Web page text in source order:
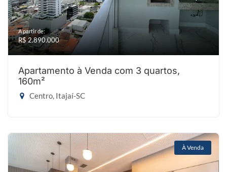
A partir de:
R$ 2.890.000
Apartamento à Venda com 3 quartos,
160m²
Centro, Itajaí-SC
À Venda